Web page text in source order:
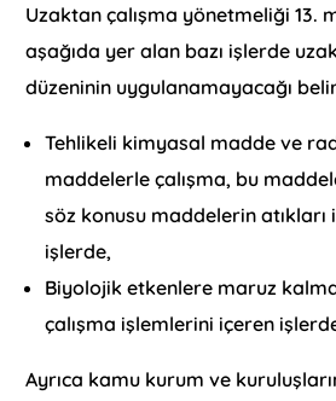
Uzaktan çalışma yönetmeliği 13.
aşağıda yer alan bazı işlerde
düzeninin uygulanamayacağı
Tehlikeli kimyasal madde ve
maddelerle çalışma, bu
söz konusu maddelerin atıkları
işlerde,
Biyolojik etkenlere maruz
çalışma işlemlerini içeren
Ayrıca kamu kurum ve